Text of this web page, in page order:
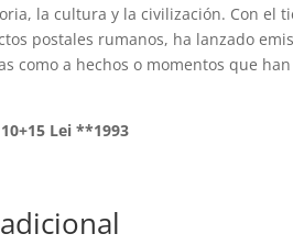
la cultura y la civilización. Con el
postales rumanos, ha lanzado
como a hechos o momentos que
Lei **1993